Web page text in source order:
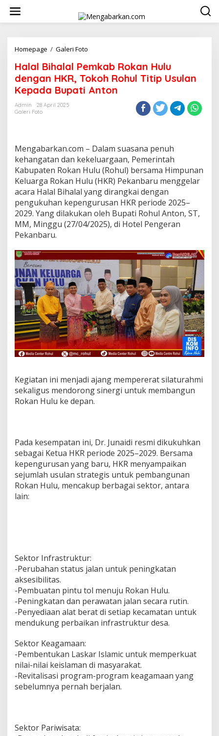
konten
Homepage / Galeri Foto
Pemkab
Rokan
Hulu
dengan
Kepada
Bupati
Anton
Halal Bihalal Pemkab Rokan Hulu
dengan HKR, Tokoh Rohul Titip Usulan
Kepada Bupati Anton
Admin
28 April 2025
Galeri Foto
Mengabarkan.com – Dalam suasana penuh
kehangatan dan kekeluargaan, Pemerintah
Kabupaten Rokan Hulu (Rohul) bersama Himpunan
Keluarga Rokan Hulu (HKR) Pekanbaru menggelar
acara Halal Bihalal yang dirangkai dengan
pengukuhan kepengurusan HKR periode 2025–
2029. Yang dilakukan oleh Bupati Rohul Anton, ST,
MM, Minggu (27/04/2025), di Hotel Pengeran
Pekanbaru.
Kegiatan ini menjadi ajang mempererat silaturahmi
sekaligus mendorong sinergi untuk membangun
Rokan Hulu ke depan.
Pada kesempatan ini, Dr. Junaidi resmi dikukuhkan
sebagai Ketua HKR periode 2025–2029. Bersama
kepengurusan yang baru, HKR menyampaikan
sejumlah usulan strategis untuk pembangunan
Rokan Hulu, mencakup berbagai sektor, antara
lain:
Sektor Infrastruktur:
-Perubahan status jalan untuk peningkatan
aksesibilitas.
-Pembuatan pintu tol menuju Rokan Hulu.
-Peningkatan dan perawatan jalan secara rutin.
-Penyediaan alat berat di setiap kecamatan untuk
mendukung perbaikan infrastruktur desa.
Sektor Keagamaan:
-Pembentukan Laskar Islamic untuk memperkuat
nilai-nilai keislaman di masyarakat.
-Revitalisasi program-program keagamaan yang
sebelumnya pernah berjalan.
Sektor Pariwisata: